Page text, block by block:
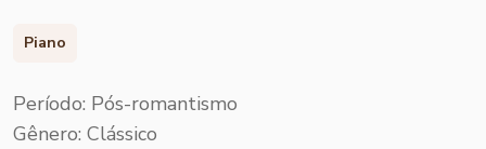
Piano
Período: Pós-romantismo
Gênero: Clássico